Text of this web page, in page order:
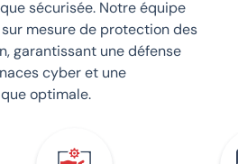
sécurisée. Notre équipe
mesure de protection des
garantissant une défense
cyber et une
optimale.